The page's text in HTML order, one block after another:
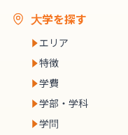
大学を探す
エリア
特徴
学費
学部・学科
学問